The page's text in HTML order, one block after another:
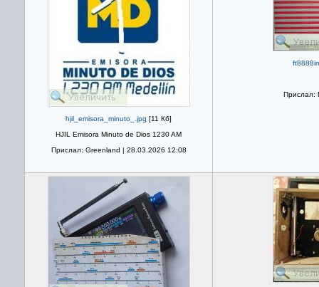
hjil_emisora_minuto_.jpg [11 Кб]
HJIL Emisora Minuto de Dios 1230 AM
Прислал: Greenland | 28.03.2026 12:08
Прислал: